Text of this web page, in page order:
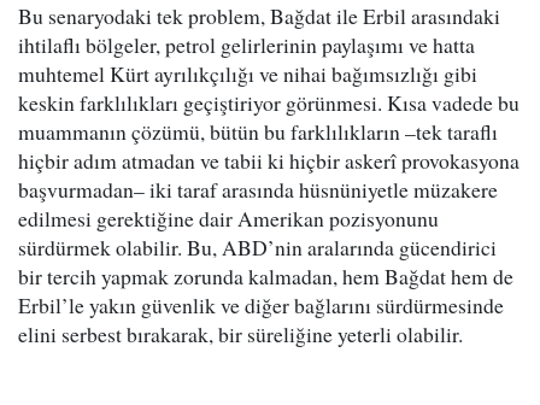
Bu senaryodaki tek problem, Bağdat ile Erbil arasındaki
ihtilaflı bölgeler, petrol gelirlerinin paylaşımı ve hatta
muhtemel Kürt ayrılıkçılığı ve nihai bağımsızlığı gibi
keskin farklılıkları geçiştiriyor görünmesi. Kısa vadede bu
muammanın çözümü, bütün bu farklılıkların –tek taraflı
hiçbir adım atmadan ve tabii ki hiçbir askerî provokasyona
başvurmadan– iki taraf arasında hüsnüniyetle müzakere
edilmesi gerektiğine dair Amerikan pozisyonunu
sürdürmek olabilir. Bu, ABD’nin aralarında gücendirici
bir tercih yapmak zorunda kalmadan, hem Bağdat hem de
Erbil’le yakın güvenlik ve diğer bağlarını sürdürmesinde
elini serbest bırakarak, bir süreliğine yeterli olabilir.